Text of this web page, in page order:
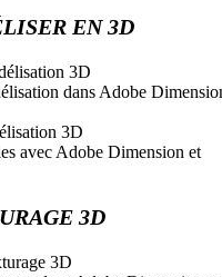
EN 3D
3D
dans Adobe
3D
avec Adobe Dimension et
3D
3D